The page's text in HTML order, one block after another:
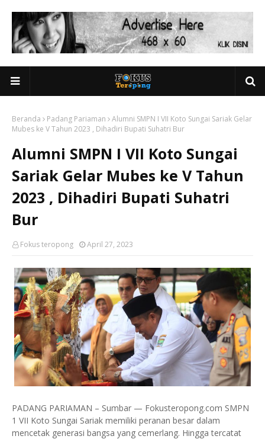
Beranda Padang Pariaman
Alumni SMPN I VII Koto Sungai Sariak Gelar
Mubes ke V Tahun 2023 , Dihadiri Bupati Suhatri Bur
Alumni SMPN I VII Koto Sungai
Sariak Gelar Mubes ke V Tahun
2023 , Dihadiri Bupati Suhatri
Bur
Fokus teropong April 27, 2023
PADANG PARIAMAN – Sumbar — Fokusteropong.com SMPN
1 VII Koto Sungai Sariak memiliki peranan besar dalam
mencetak generasi bangsa yang cemerlang. Hingga tercatat